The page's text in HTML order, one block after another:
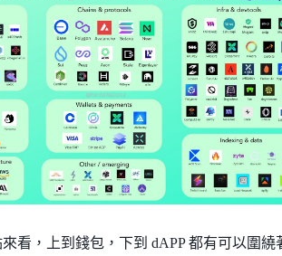
看，上到錢包，下到 dAPP 都有可以圍繞